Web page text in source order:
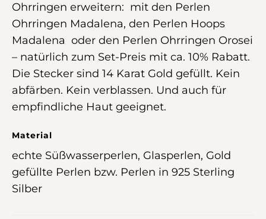
Ohrringen erweitern: mit den Perlen
Ohrringen Madalena, den Perlen Hoops
Madalena oder den Perlen Ohrringen Orosei
– natürlich zum Set-Preis mit ca. 10% Rabatt.
Die Stecker sind 14 Karat Gold gefüllt. Kein
abfärben. Kein verblassen. Und auch für
empfindliche Haut geeignet.
Material
echte Süßwasserperlen, Glasperlen, Gold
gefüllte Perlen bzw. Perlen in 925 Sterling
Silber